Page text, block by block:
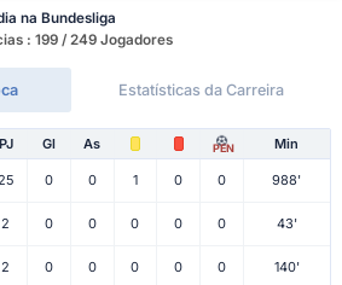
na Bundesliga
: 199 / 249 Jogadores
Estatísticas da Carreira
PJ Gl As PEN Min
0 0 1 0 0 988'
2 0 0 0 0 0 43'
2 0 0 0 0 0 140'